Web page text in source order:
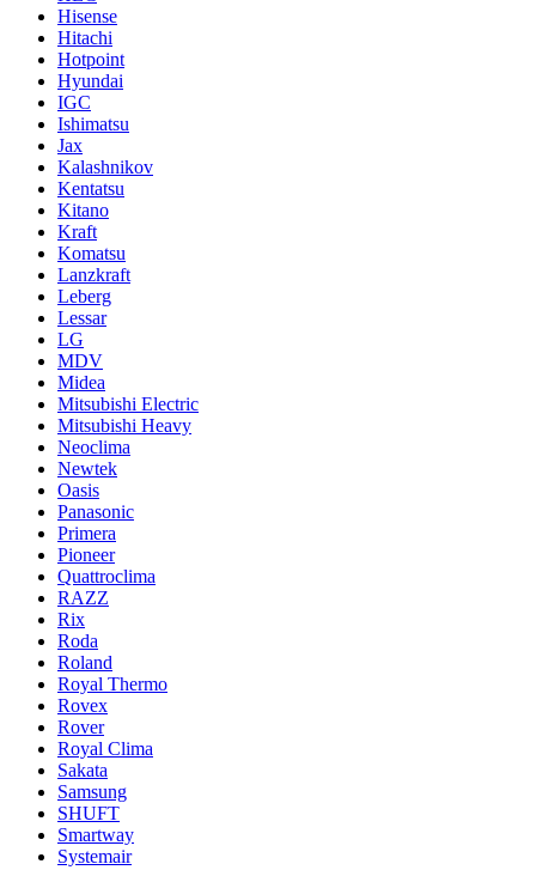
Hisense
Hitachi
Hotpoint
Hyundai
IGC
Ishimatsu
Jax
Kalashnikov
Kentatsu
Kitano
Kraft
Komatsu
Lanzkraft
Leberg
Lessar
LG
MDV
Midea
Mitsubishi Electric
Mitsubishi Heavy
Neoclima
Newtek
Oasis
Panasonic
Primera
Pioneer
Quattroclima
RAZZ
Rix
Roda
Roland
Royal Thermo
Rovex
Rover
Royal Clima
Sakata
Samsung
SHUFT
Smartway
Systemair